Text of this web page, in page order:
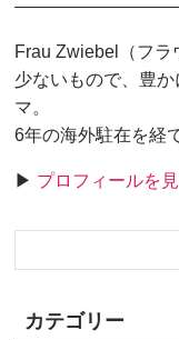
Frau Zwiebel（フラ
少ないもので、豊
マ。
6年の海外駐在を経
▶ プロフィールを
カテゴリー